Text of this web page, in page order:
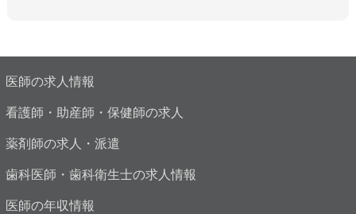
医師の求人情報
看護師・助産師・保健師の求人
薬剤師の求人・派遣
歯科医師・歯科衛生士の求人情報
医師の年収情報